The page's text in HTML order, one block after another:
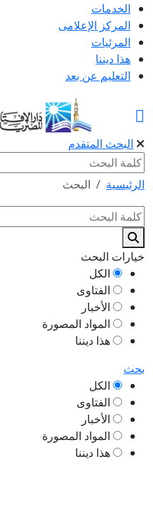
الخدمات
المركز الإعلامى
المرئيات
هذا ديننا
التعليم عن بعد
البحث المتقدم
الرئيسية البحث
خيارات البحث
الكل
الفتاوى
الأخبار
المواد المصورة
هذا ديننا
بحث
الكل
الفتاوى
الأخبار
المواد المصورة
هذا ديننا